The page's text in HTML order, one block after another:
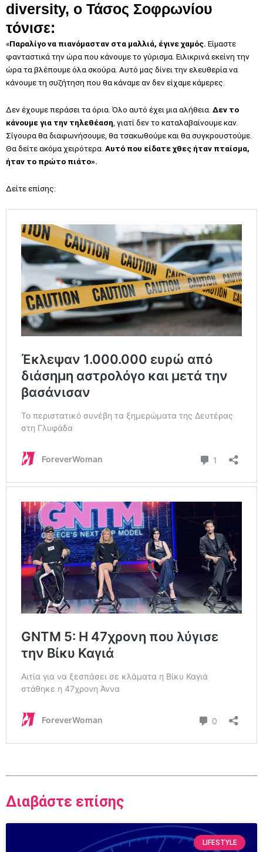
diversity, ο Τάσος Σοφρωνίου
τόνισε:
«Παραλίγο να πιανόμασταν στα μαλλιά, έγινε χαμός. Είμαστε
φανταστικά την ώρα που κάνουμε το γύρισμα. Ειλικρινά εκείνη την
ώρα τα βλέπουμε όλα σκούρα. Αυτό μας δίνει την ελευθερία να
κάνουμε τη συζήτηση που θα κάναμε αν δεν είχαμε κάμερες.
Δεν έχουμε περάσει τα όρια. Όλο αυτό έχει μια αλήθεια. Δεν το
κάνουμε για την τηλεθέαση , γιατί δεν το καταλαβαίνουμε καν.
Σίγουρα θα διαφωνήσουμε, θα τσακωθούμε και θα συγκρουστούμε.
Θα δείτε ακόμα χειρότερα. Αυτό που είδατε χθες ήταν πταίσμα,
ήταν το πρώτο πιάτο».
Δείτε επίσης:
Διαβάστε επίσης
LIFESTYLE